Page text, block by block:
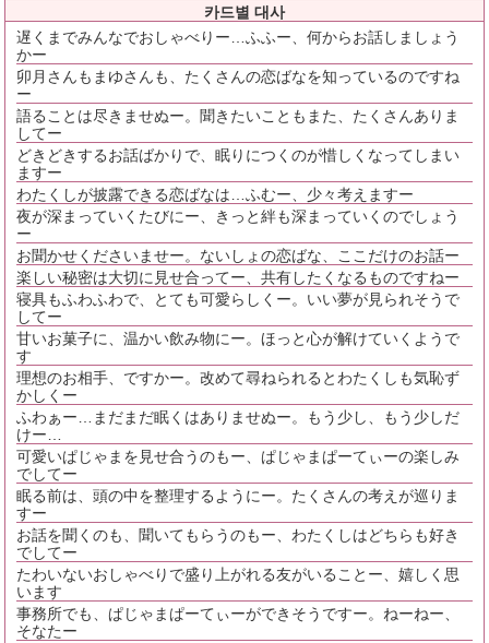
카드별 대사
遅くまでみんなでおしゃべりー…ふふー、何からお話しましょう
かー
卯月さんもまゆさんも、たくさんの恋ばなを知っているのですね
ー
語ることは尽きませぬー。聞きたいこともまた、たくさんありま
してー
どきどきするお話ばかりで、眠りにつくのが惜しくなってしまい
ますー
わたくしが披露できる恋ばなは…ふむー、少々考えますー
夜が深まっていくたびにー、きっと絆も深まっていくのでしょう
ー
お聞かせくださいませー。ないしょの恋ばな、ここだけのお話ー
楽しい秘密は大切に見せ合ってー、共有したくなるものですねー
寝具もふわふわで、とても可愛らしくー。いい夢が見られそうで
してー
甘いお菓子に、温かい飲み物にー。ほっと心が解けていくようで
す
理想のお相手、ですかー。改めて尋ねられるとわたくしも気恥ず
かしくー
ふわぁー…まだまだ眠くはありませぬー。もう少し、もう少しだ
けー…
可愛いぱじゃまを見せ合うのもー、ぱじゃまぱーてぃーの楽しみ
でしてー
眠る前は、頭の中を整理するようにー。たくさんの考えが巡りま
すー
お話を聞くのも、聞いてもらうのもー、わたくしはどちらも好き
でしてー
たわいないおしゃべりで盛り上がれる友がいることー、嬉しく思
います
事務所でも、ぱじゃまぱーてぃーができそうですー。ねーねー、
そなたー